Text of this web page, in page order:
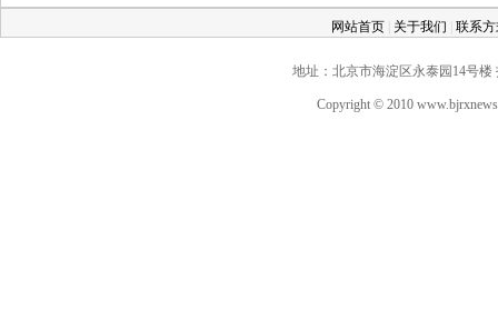
网站首页 关于我们 联系
地址：北京市海淀区永泰园14号楼
Copyright © 2010